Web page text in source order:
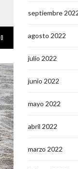
0
septiembre
agosto 2022
julio 2022
junio 2022
mayo 2022
abril 2022
marzo 2022